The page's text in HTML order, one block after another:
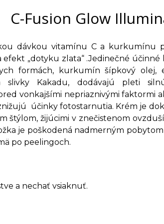
C-Fusion Glow
dávkou vitamínu C a kurkumínu
efekt „dotyku zlata“ .Jedinečné účinné
formách, kurkumín šípkový olej,
slivky Kakadu, dodávajú pleti
vonkajšími nepriaznivými faktormi
účinky fotostarnutia. Krém je
štýlom, žijúcimi v znečistenom
je poškodená nadmerným
po peelingoch.
a nechať vsiaknuť.